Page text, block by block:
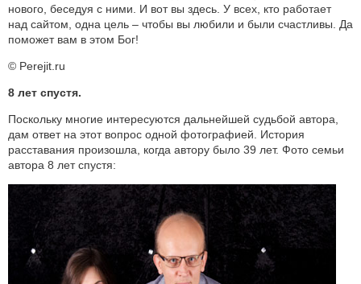
нового, беседуя с ними. И вот вы здесь. У всех, кто работает
над сайтом, одна цель – чтобы вы любили и были счастливы. Да
поможет вам в этом Бог!
© Perejit.ru
8 лет спустя.
Поскольку многие интересуются дальнейшей судьбой автора,
дам ответ на этот вопрос одной фотографией. История
расставания произошла, когда автору было 39 лет. Фото семьи
автора 8 лет спустя: